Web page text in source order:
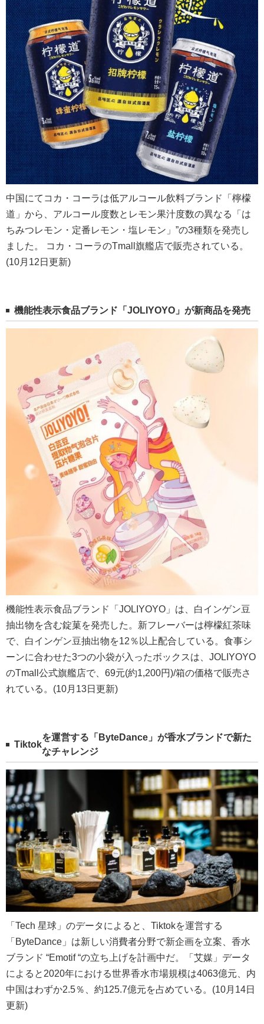
中国にてコカ・コーラは低アルコール飲料ブランド「檸檬
道」から、アルコール度数とレモン果汁度数の異なる「は
ちみつレモン・定番レモン・塩レモン」”の3種類を発売し
ました。 コカ・コーラのTmall旗艦店で販売されている。
(10月12日更新)
機能性表示食品ブランド「JOLIYOYO」が新商品を発売
機能性表示食品ブランド「JOLIYOYO」は、白インゲン豆
抽出物を含む錠菓を発売した。新フレーバーは檸檬紅茶味
で、白インゲン豆抽出物を12％以上配合している。食事シ
ーンに合わせた3つの小袋が入ったボックスは、JOLIYOYO
のTmall公式旗艦店で、69元(約1,200円)/箱の価格で販売さ
れている。(10月13日更新)
Tiktok
を運営する「ByteDance」が香水ブランドで新た
なチャレンジ
「Tech 星球」のデータによると、Tiktokを運営する
「ByteDance」は新しい消費者分野で新企画を立案、香水
ブランド “Emotif “の立ち上げを計画中だ。「艾媒」データ
によると2020年における世界香水市場規模は4063億元、内
中国はわずか2.5％、約125.7億元を占めている。(10月14日
更新)